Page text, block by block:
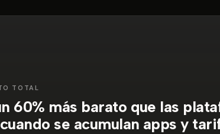
TOTAL
60% más barato que las
se acumulan apps y